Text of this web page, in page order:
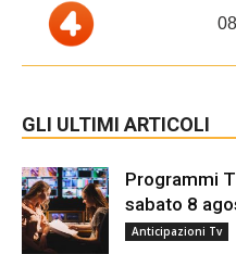
GLI ULTIMI ARTICOLI
Programmi
sabato 8
Anticipazioni Tv